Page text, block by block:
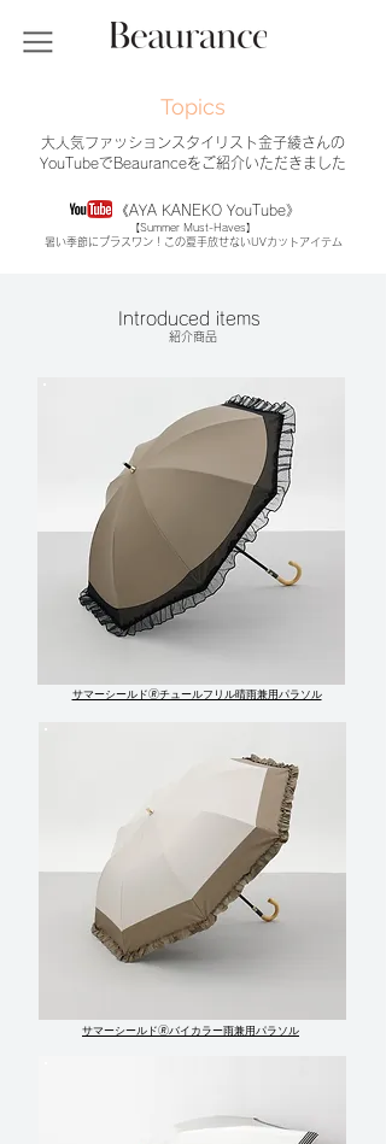
Topics
大人気ファッションスタイリスト金子綾さんの
YouTubeでBeauranceをご紹介いただきました
《AYA KANEKO YouTube》
【Summer Must-Haves】
暑い季節にプラスワン！この夏手放せないUVカットアイテム
Introduced items​
紹介商品
サマーシールド🄬チュールフリル晴雨兼用パラソル
サマーシールド🄬バイカラー雨兼用パラソル